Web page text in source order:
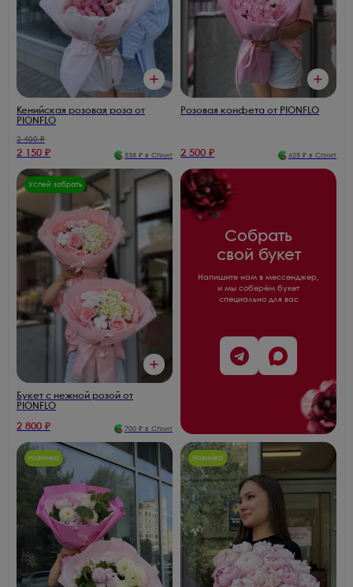
Кенийская розовая роза от
PIONFLO
2 400₽
2 150 ₽ 538 ₽ в Сплит
Розовая конфета от PIONFLO
2 500 ₽ 625 ₽ в Сплит
Успей забрать
Букет с нежной розой от
PIONFLO
2 800 ₽ 700 ₽ в Сплит
Собрать
свой букет
Напишите нам в мессенджер,
и мы соберём букет
специально для вас
Новинка Новинка